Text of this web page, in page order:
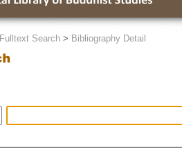
Fulltext Search > Bibliography Detail